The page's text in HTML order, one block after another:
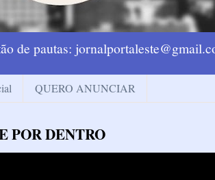
de pautas:
QUERO ANUNCIAR
POR DENTRO